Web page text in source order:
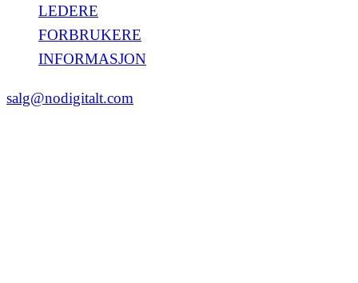
LEDERE
FORBRUKERE
INFORMASJON
salg@nodigitalt.com